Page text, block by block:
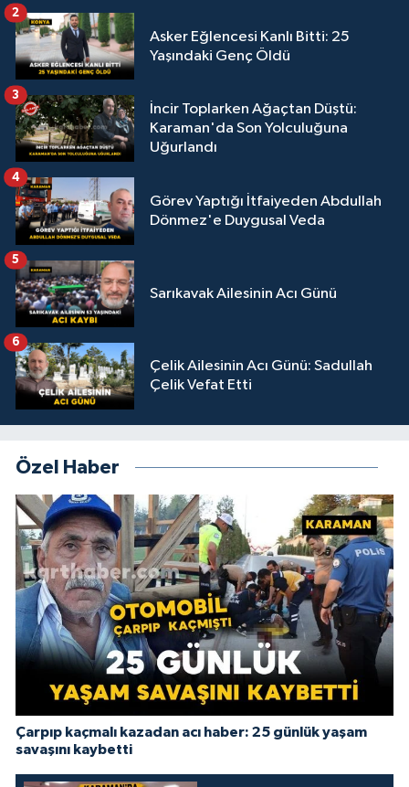
Asker Eğlencesi Kanlı Bitti: 25
Yaşındaki Genç Öldü
2
İncir Toplarken Ağaçtan Düştü:
Karaman'da Son Yolculuğuna
Uğurlandı
3
Görev Yaptığı İtfaiyeden Abdullah
Dönmez'e Duygusal Veda
4
Sarıkavak Ailesinin Acı Günü
5
Çelik Ailesinin Acı Günü: Sadullah
Çelik Vefat Etti
6
Özel Haber
Çarpıp kaçmalı kazadan acı haber: 25 günlük yaşam
savaşını kaybetti